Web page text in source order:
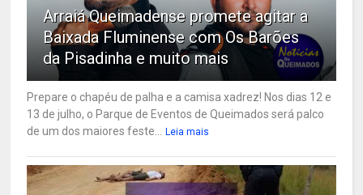
Arraiá Queimadense promete agitar a
Baixada Fluminense com Os Barões
da Pisadinha e muito mais
Prepare o chapéu de palha e a camisa xadrez! Nos dias 12 e
13 de julho, o Parque de Eventos de Queimados será palco
de um dos maiores feste...
Leia mais